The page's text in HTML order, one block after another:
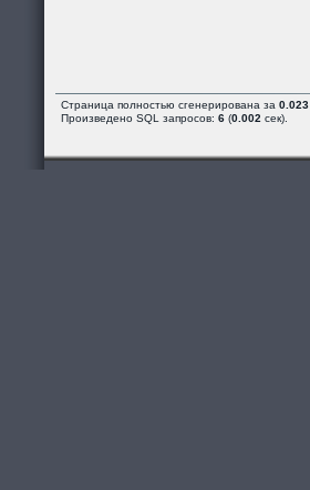
Страница полностью сгенерирована за 0.023
Произведено SQL запросов: 6 (0.002 сек).